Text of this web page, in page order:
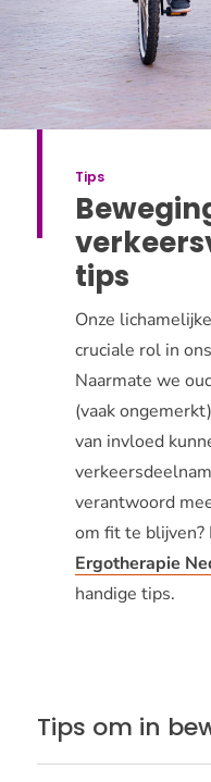
tips
Tips
Onze
cruciale rol in
Naarmate we
(vaak
van invloed
verantwoord
om fit te blijven?
Ergotherapie
handige tips.
Tips om in